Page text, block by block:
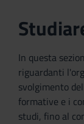
In questa
riguardanti
svolgimento
formative e i
studi, fino al